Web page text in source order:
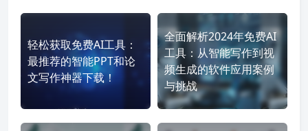
轻松获取免费AI工具：
最推荐的智能PPT和论
文写作神器下载！
全面解析2024年免费AI
工具：从智能写作到视
频生成的软件应用案例
与挑战